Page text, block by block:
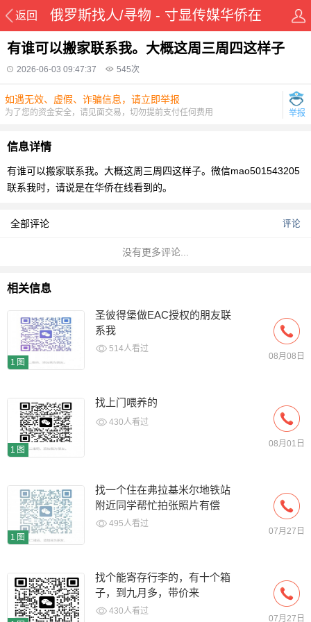
返回 俄罗斯找人/寻物 - 寸显传媒华侨在
线华人资讯网
有谁可以搬家联系我。大概这周三周四这样子
2026-06-03 09:47:37 545次
如遇无效、虚假、诈骗信息，请立即举报
为了您的资金安全，请见面交易，切勿提前支付任何费用 举报
信息详情
有谁可以搬家联系我。大概这周三周四这样子。微信mao501543205
联系我时，请说是在华侨在线看到的。
全部评论 评论
没有更多评论...
相关信息
1图
圣彼得堡做EAC授权的朋友联
系我
514人看过
08月08日
1图
找上门喂养的
430人看过
08月01日
1图
找一个住在弗拉基米尔地铁站
附近同学帮忙拍张照片有偿
495人看过
07月27日
找个能寄存行李的，有十个箱
子，到九月多，带价来
430人看过
07月27日